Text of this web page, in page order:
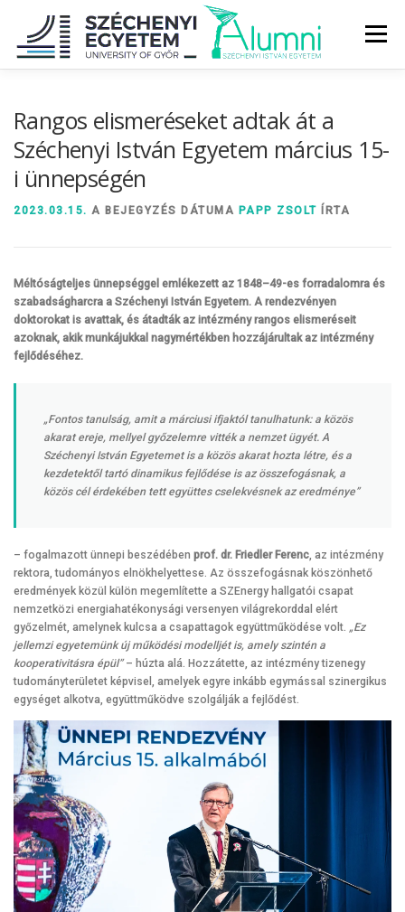
tartalomhoz
Menü
DIPLOMAÁTADÓ
Rangos elismeréseket adtak át a
Széchenyi István Egyetem március 15-
i ünnepségén
2023.03.15. A BEJEGYZÉS DÁTUMA PAPP ZSOLT ÍRTA
Méltóságteljes ünnepséggel emlékezett az 1848–49-es forradalomra és
szabadságharcra a Széchenyi István Egyetem. A rendezvényen
doktorokat is avattak, és átadták az intézmény rangos elismeréseit
azoknak, akik munkájukkal nagymértékben hozzájárultak az intézmény
fejlődéséhez.
„Fontos tanulság, amit a márciusi ifjaktól tanulhatunk: a közös
akarat ereje, mellyel győzelemre vitték a nemzet ügyét. A
Széchenyi István Egyetemet is a közös akarat hozta létre, és a
kezdetektől tartó dinamikus fejlődése is az összefogásnak, a
közös cél érdekében tett együttes cselekvésnek az eredménye”
– fogalmazott ünnepi beszédében prof. dr. Friedler Ferenc, az intézmény
rektora, tudományos elnökhelyettese. Az összefogásnak köszönhető
eredmények közül külön megemlítette a SZEnergy hallgatói csapat
nemzetközi energiahatékonysági versenyen világrekorddal elért
győzelmét, amelynek kulcsa a csapattagok együttműködése volt. „Ez
jellemzi egyetemünk új működési modelljét is, amely szintén a
kooperativitásra épül”– húzta alá. Hozzátette, az intézmény tizenegy
tudományterületet képvisel, amelyek egyre inkább egymással szinergikus
egységet alkotva, együttműködve szolgálják a fejlődést.